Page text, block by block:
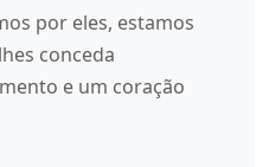
por eles, estamos
conceda
e um coração